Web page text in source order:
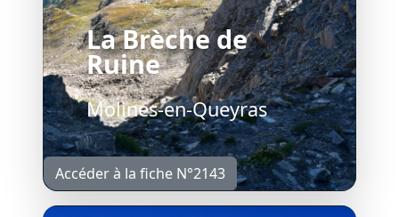
La Brèche de
Ruine
Molines-en-Queyras
Accéder à la fiche N°2143